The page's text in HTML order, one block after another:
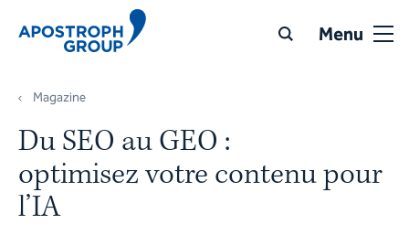
Menu
Magazine
Du SEO au GEO :
optimisez votre contenu pour
l’IA